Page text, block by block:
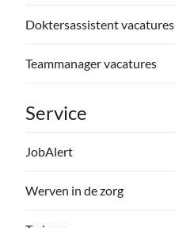
Doktersassistent vacatures
Teammanager vacatures
Service
JobAlert
Werven in de zorg